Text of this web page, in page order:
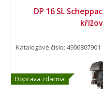
DP 16 SL
Doprava zdarma
Katalogové číslo: 4906807901